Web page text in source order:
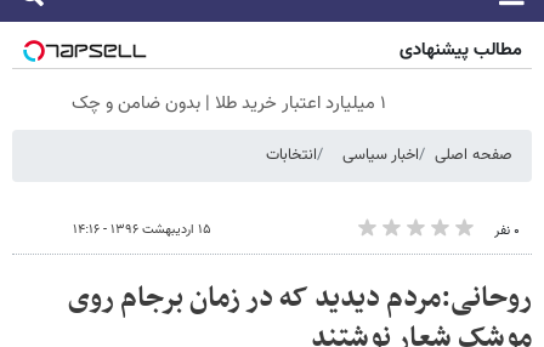
مطالب پیشنهادی
۱ میلیارد اعتبار خرید طلا | بدون ضامن و چک
صفحه اصلی اخبار سیاسی انتخابات
۰ نفر ۱۵ اردیبهشت ۱۳۹۶ - ۱۴:۱۶
روحانی:مردم دیدید که در زمان برجام روی